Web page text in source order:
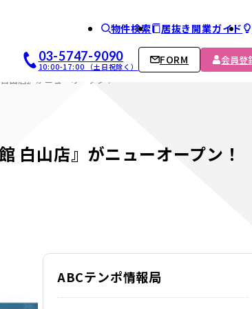
ホーム
物件検索 居抜き開業ガイド
03-5747-9090
10:00-17:00 （土日祝除く）
FORM 会員登
山店』がニューオープン！
白山店』がニューオープン！
ABCテンポ情報局